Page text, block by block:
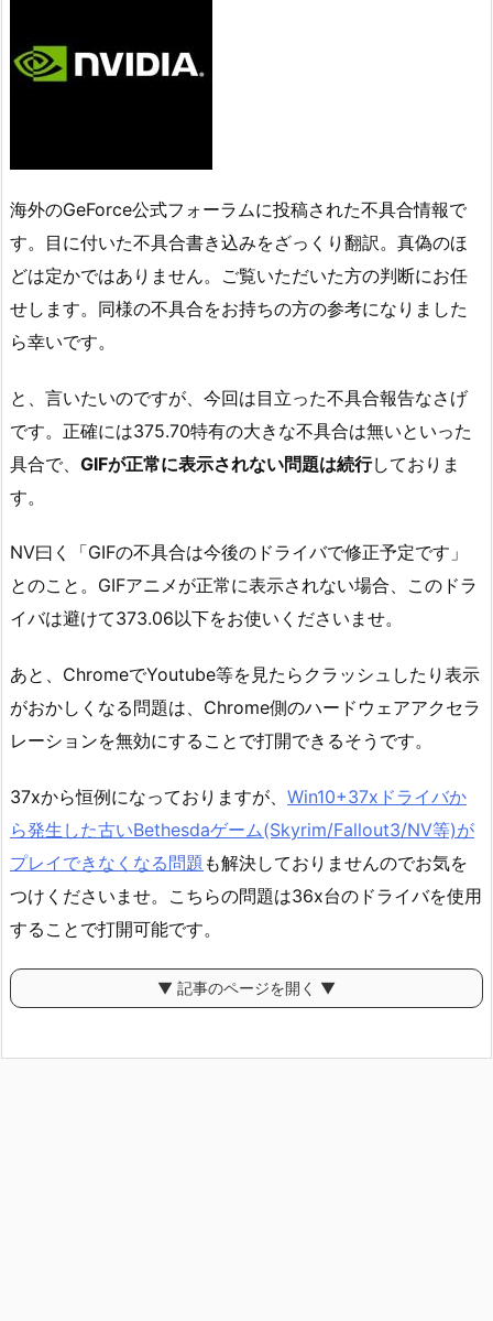
海外のGeForce公式フォーラムに投稿された不具合情報で
す。目に付いた不具合書き込みをざっくり翻訳。真偽のほ
どは定かではありません。ご覧いただいた方の判断にお任
せします。同様の不具合をお持ちの方の参考になりました
ら幸いです。
と、言いたいのですが、今回は目立った不具合報告なさげ
です。正確には375.70特有の大きな不具合は無いといった
具合で、 GIFが正常に表示されない問題は続行しておりま
す。
NV曰く「GIFの不具合は今後のドライバで修正予定です」
とのこと。GIFアニメが正常に表示されない場合、このドラ
イバは避けて373.06以下をお使いくださいませ。
あと、ChromeでYoutube等を見たらクラッシュしたり表示
がおかしくなる問題は、Chrome側のハードウェアアクセラ
レーションを無効にすることで打開できるそうです。
37xから恒例になっておりますが、 Win10+37xドライバか
ら発生した古いBethesdaゲーム(Skyrim/Fallout3/NV等)が
プレイできなくなる問題 も解決しておりませんのでお気を
つけくださいませ。こちらの問題は36x台のドライバを使用
することで打開可能です。
▼ 記事のページを開く ▼